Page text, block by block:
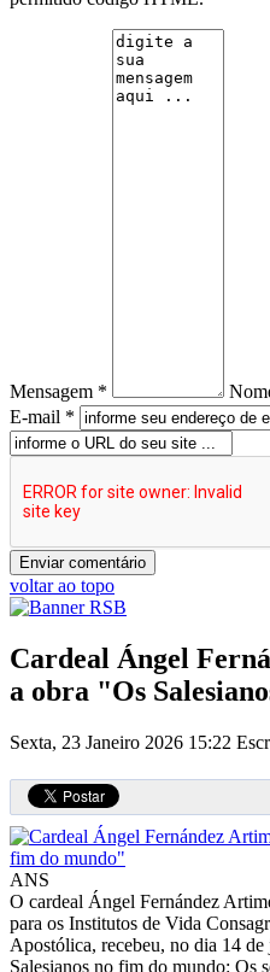
Mensagem *
E-mail *
voltar ao topo
Cardeal Ángel
a obra "Os
Sexta, 23 Janeiro 2026 15:22
ANS
O cardeal Ángel Fernández
para os Institutos de Vida
Apostólica, recebeu, no dia 14
Salesianos no fim do mundo: Os